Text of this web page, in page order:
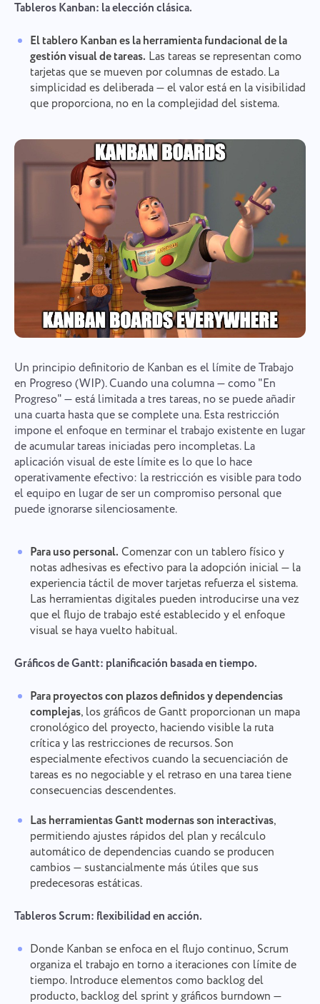
Tableros Kanban: la elección clásica.
El tablero Kanban es la herramienta fundacional de la
gestión visual de tareas. Las tareas se representan como
tarjetas que se mueven por columnas de estado. La
simplicidad es deliberada — el valor está en la visibilidad
que proporciona, no en la complejidad del sistema.
Un principio definitorio de Kanban es el límite de Trabajo
en Progreso (WIP). Cuando una columna — como "En
Progreso" — está limitada a tres tareas, no se puede añadir
una cuarta hasta que se complete una. Esta restricción
impone el enfoque en terminar el trabajo existente en lugar
de acumular tareas iniciadas pero incompletas. La
aplicación visual de este límite es lo que lo hace
operativamente efectivo: la restricción es visible para todo
el equipo en lugar de ser un compromiso personal que
puede ignorarse silenciosamente.
Para uso personal. Comenzar con un tablero físico y
notas adhesivas es efectivo para la adopción inicial — la
experiencia táctil de mover tarjetas refuerza el sistema.
Las herramientas digitales pueden introducirse una vez
que el flujo de trabajo esté establecido y el enfoque
visual se haya vuelto habitual.
Gráficos de Gantt: planificación basada en tiempo.
Para proyectos con plazos definidos y dependencias
complejas, los gráficos de Gantt proporcionan un mapa
cronológico del proyecto, haciendo visible la ruta
crítica y las restricciones de recursos. Son
especialmente efectivos cuando la secuenciación de
tareas es no negociable y el retraso en una tarea tiene
consecuencias descendentes.
Las herramientas Gantt modernas son interactivas,
permitiendo ajustes rápidos del plan y recálculo
automático de dependencias cuando se producen
cambios — sustancialmente más útiles que sus
predecesoras estáticas.
Tableros Scrum: flexibilidad en acción.
Donde Kanban se enfoca en el flujo continuo, Scrum
organiza el trabajo en torno a iteraciones con límite de
tiempo. Introduce elementos como backlog del
producto, backlog del sprint y gráficos burndown —